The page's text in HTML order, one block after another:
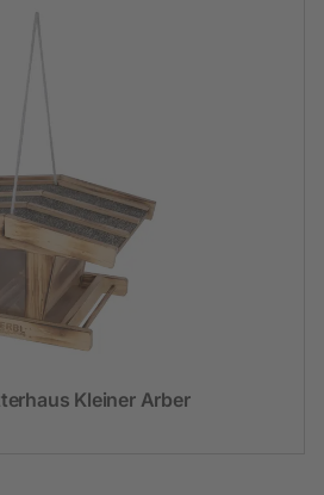
Kleiner Arber